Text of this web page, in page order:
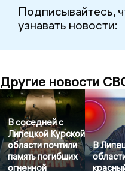
Подписывайтесь,
узнавать новости:
Другие новости
В соседней с
Липецкой Курской
области почтили
память погибших
огненной
В